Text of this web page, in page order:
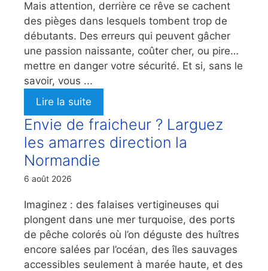
Mais attention, derrière ce rêve se cachent
des pièges dans lesquels tombent trop de
débutants. Des erreurs qui peuvent gâcher
une passion naissante, coûter cher, ou pire…
mettre en danger votre sécurité. Et si, sans le
savoir, vous ...
Lire la suite
Envie de fraicheur ? Larguez
les amarres direction la
Normandie
6 août 2026
Imaginez : des falaises vertigineuses qui
plongent dans une mer turquoise, des ports
de pêche colorés où l’on déguste des huîtres
encore salées par l’océan, des îles sauvages
accessibles seulement à marée haute, et des